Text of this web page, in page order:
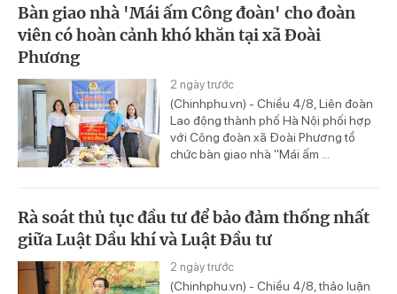
Bàn giao nhà 'Mái ấm Công đoàn' cho đoàn
viên có hoàn cảnh khó khăn tại xã Đoài
Phương
2 ngày trước
(Chinhphu.vn) - Chiều 4/8, Liên đoàn
Lao động thành phố Hà Nội phối hợp
với Công đoàn xã Đoài Phương tổ
chức bàn giao nhà "Mái ấm ...
Rà soát thủ tục đầu tư để bảo đảm thống nhất
giữa Luật Dầu khí và Luật Đầu tư
2 ngày trước
(Chinhphu.vn) - Chiều 4/8, thảo luận